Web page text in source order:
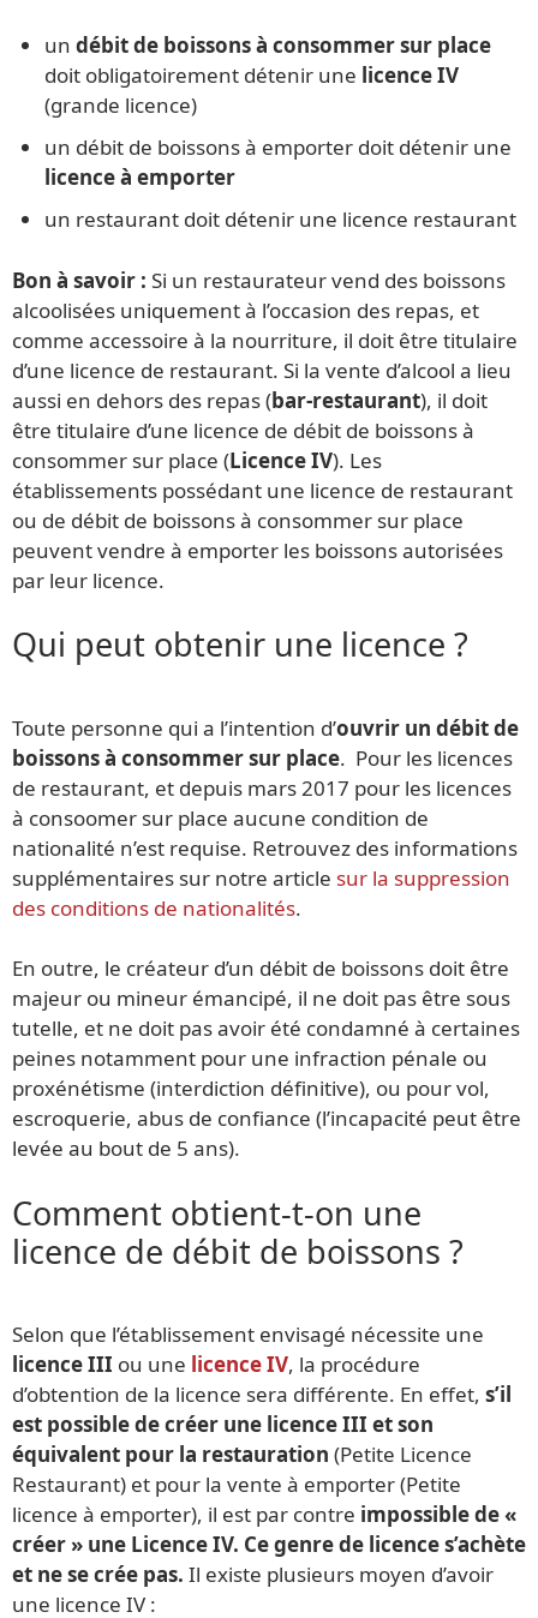
undébit de boissons à consommer sur place
doit obligatoirement détenir une licence IV
(grande licence)
un débit de boissons à emporter doit détenir une
licence à emporter
un restaurant doit détenir une licence restaurant
Bon à savoir : Si un restaurateur vend des boissons
alcoolisées uniquement à l’occasion des repas, et
comme accessoire à la nourriture, il doit être titulaire
d’une licence de restaurant. Si la vente d’alcool a lieu
aussi en dehors des repas (bar-restaurant), il doit
être titulaire d’une licence de débit de boissons à
consommer sur place (Licence IV). Les
établissements possédant une licence de restaurant
ou de débit de boissons à consommer sur place
peuvent vendre à emporter les boissons autorisées
par leur licence.
Qui peut obtenir une licence ?
Toute personne qui a l’intention d’ouvrir un débit de
boissons à consommer sur place. Pour les licences
de restaurant, et depuis mars 2017 pour les licences
à consoomer sur place aucune condition de
nationalité n’est requise. Retrouvez des informations
supplémentaires sur notre article sur la suppression
des conditions de nationalités.
En outre, le créateur d’un débit de boissons doit être
majeur ou mineur émancipé, il ne doit pas être sous
tutelle, et ne doit pas avoir été condamné à certaines
peines notamment pour une infraction pénale ou
proxénétisme (interdiction définitive), ou pour vol,
escroquerie, abus de confiance (l’incapacité peut être
levée au bout de 5 ans).
Comment obtient-t-on une
licence de débit de boissons ?
Selon que l’établissement envisagé nécessite une
licence III ou une licence IV, la procédure
d’obtention de la licence sera différente. En effet, s’il
est possible de créer une licence III et son
équivalent pour la restauration (Petite Licence
Restaurant) et pour la vente à emporter (Petite
licence à emporter), il est par contre impossible de «
créer » une Licence IV. Ce genre de licence s’achète
et ne se crée pas. Il existe plusieurs moyen d’avoir
une licence IV :